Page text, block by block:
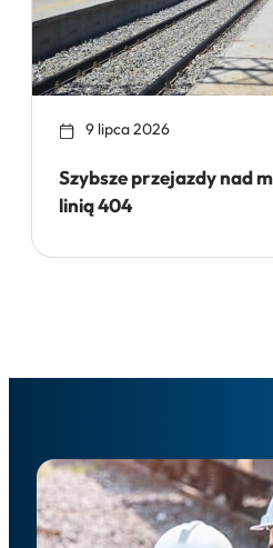
9 lipca 2026
Szybsze przejazdy nad
linią 404